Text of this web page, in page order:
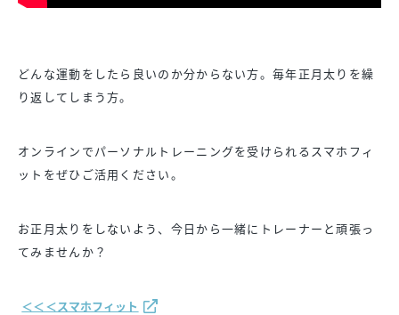
どんな運動をしたら良いのか分からない方。毎年正月太りを繰
り返してしまう方。
オンラインでパーソナルトレーニングを受けられるスマホフィ
ットをぜひご活用ください。
お正月太りをしないよう、今日から一緒にトレーナーと頑張っ
てみませんか？
＜＜＜スマホフィット